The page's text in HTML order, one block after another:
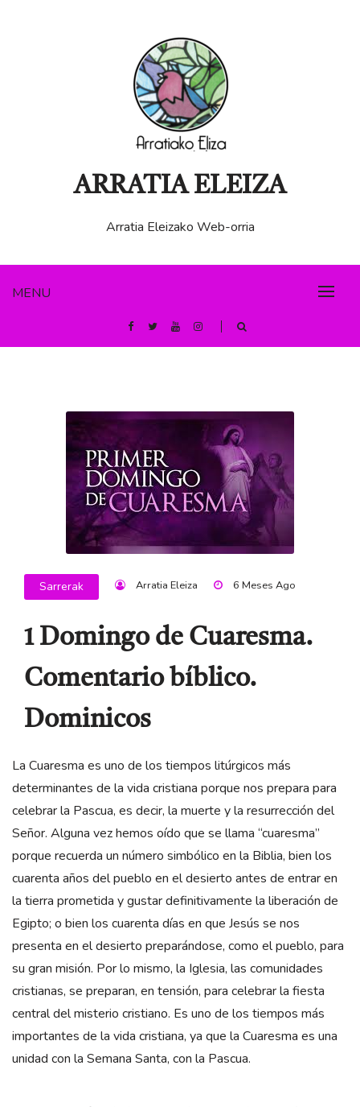
MENU
ARRATIA ELEIZA
Arratia Eleizako Web-orria
Sarrerak Arratia Eleiza 6 Meses Ago
1 Domingo de Cuaresma.
Comentario bíblico.
Dominicos
La Cuaresma es uno de los tiempos litúrgicos más
determinantes de la vida cristiana porque nos prepara para
celebrar la Pascua, es decir, la muerte y la resurrección del
Señor. Alguna vez hemos oído que se llama “cuaresma”
porque recuerda un número simbólico en la Biblia, bien los
cuarenta años del pueblo en el desierto antes de entrar en
la tierra prometida y gustar definitivamente la liberación de
Egipto; o bien los cuarenta días en que Jesús se nos
presenta en el desierto preparándose, como el pueblo, para
su gran misión. Por lo mismo, la Iglesia, las comunidades
cristianas, se preparan, en tensión, para celebrar la fiesta
central del misterio cristiano. Es uno de los tiempos más
importantes de la vida cristiana, ya que la Cuaresma es una
unidad con la Semana Santa, con la Pascua.